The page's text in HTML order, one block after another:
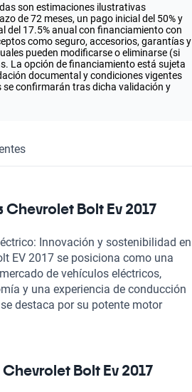
son estimaciones ilustrativas
de 72 meses, un pago inicial del 50% y
del 17.5% anual con financiamiento con
como seguro, accesorios, garantías y
pueden modificarse o eliminarse (si
La opción de financiamiento está sujeta
documental y condiciones vigentes
confirmarán tras dicha validación y
Bolt Ev 2017
Innovación y sostenibilidad en
EV 2017 se posiciona como una
de vehículos eléctricos,
y una experiencia de conducción
destaca por su potente motor
200 caballos de fuerza,
sino que también ofrece la
dinámica. Los diseñadores de
Bolt Ev 2017